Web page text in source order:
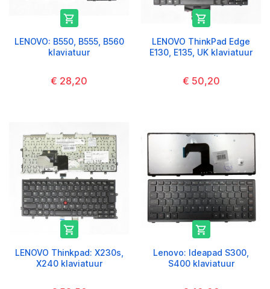

LENOVO: B550, B555, B560
klaviatuur
€ 28,20

LENOVO ThinkPad Edge
E130, E135, UK klaviatuur
€ 50,20

LENOVO Thinkpad: X230s,
X240 klaviatuur

Lenovo: Ideapad S300,
S400 klaviatuur